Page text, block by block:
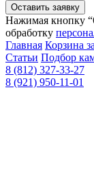
Оставить заявку
Нажимая кнопку
обработку
Главная Корзина
Статьи Подбор
8 (812) 327-33-27
8 (921) 950-11-01